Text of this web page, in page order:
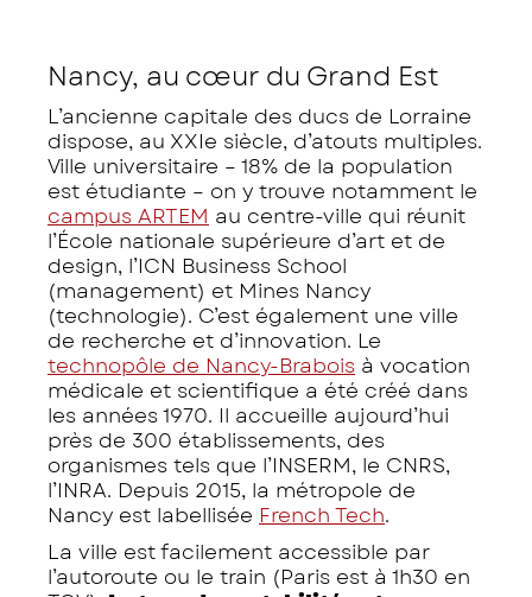
Nancy, au cœur du Grand Est
L’ancienne capitale des ducs de Lorraine
dispose, au XXIe siècle, d’atouts multiples.
Ville universitaire – 18% de la population
est étudiante – on y trouve notamment le
campus ARTEM au centre-ville qui réunit
l’École nationale supérieure d’art et de
design, l’ICN Business School
(management) et Mines Nancy
(technologie). C’est également une ville
de recherche et d’innovation. Le
technopôle de Nancy-Brabois à vocation
médicale et scientifique a été créé dans
les années 1970. Il accueille aujourd’hui
près de 300 établissements, des
organismes tels que l’INSERM, le CNRS,
l’INRA. Depuis 2015, la métropole de
Nancy est labellisée French Tech.
La ville est facilement accessible par
l’autoroute ou le train (Paris est à 1h30 en